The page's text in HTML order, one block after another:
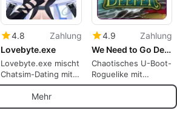
4.8
Zahlung
Lovebyte.exe
Lovebyte.exe mischt
Chatsim-Dating mit
VTuber-Fandom-
Mysterium
4.9
Zahlung
We Need to Go Deeper
Chaotisches U-Boot-
Roguelike mit
handgezeichnetem
Jahrhunderts
Mehr